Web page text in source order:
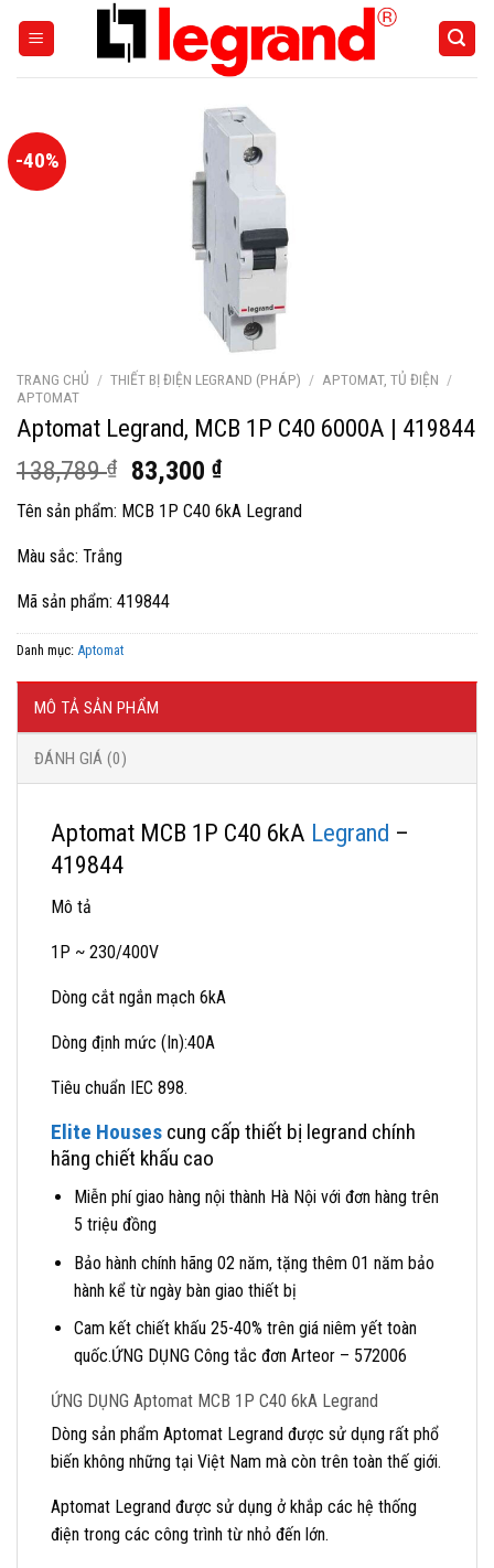
-40%
TRANG CHỦ / THIẾT BỊ ĐIỆN LEGRAND (PHÁP) / APTOMAT, TỦ ĐIỆN /
APTOMAT
Aptomat Legrand, MCB 1P C40 6000A | 419844
138,789₫
Giá
gốc
là:
83,300₫Giá
hiện
tại
Tên sản phẩm: MCB 1P C40 6kA Legrand
Màu sắc: Trắng
Mã sản phẩm: 419844
Danh mục: Aptomat
MÔ TẢ SẢN PHẨM
ĐÁNH GIÁ (0)
Aptomat MCB 1P C40 6kA Legrand –
419844
Mô tả
1P ~ 230/400V
Dòng cắt ngắn mạch 6kA
Dòng định mức (In):40A
Tiêu chuẩn IEC 898.
Elite Houses cung cấp thiết bị legrand chính
hãng chiết khấu cao
Miễn phí giao hàng nội thành Hà Nội với đơn hàng trên
5 triệu đồng
Bảo hành chính hãng 02 năm, tặng thêm 01 năm bảo
hành kể từ ngày bàn giao thiết bị
Cam kết chiết khấu 25-40% trên giá niêm yết toàn
quốc.ỨNG DỤNG Công tắc đơn Arteor – 572006
ỨNG DỤNG Aptomat MCB 1P C40 6kA Legrand
Dòng sản phẩm Aptomat Legrand được sử dụng rất phổ
biến không những tại Việt Nam mà còn trên toàn thế giới.
Aptomat Legrand được sử dụng ở khắp các hệ thống
điện trong các công trình từ nhỏ đến lớn.